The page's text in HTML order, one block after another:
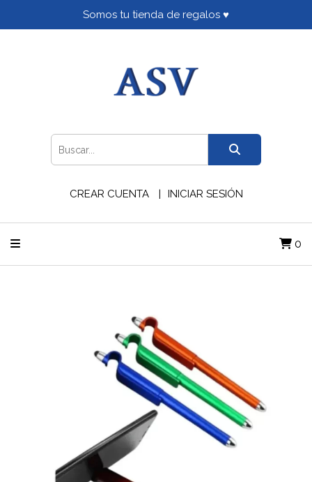
Somos tu tienda de regalos ♥
CREAR CUENTA INICIAR SESIÓN
0